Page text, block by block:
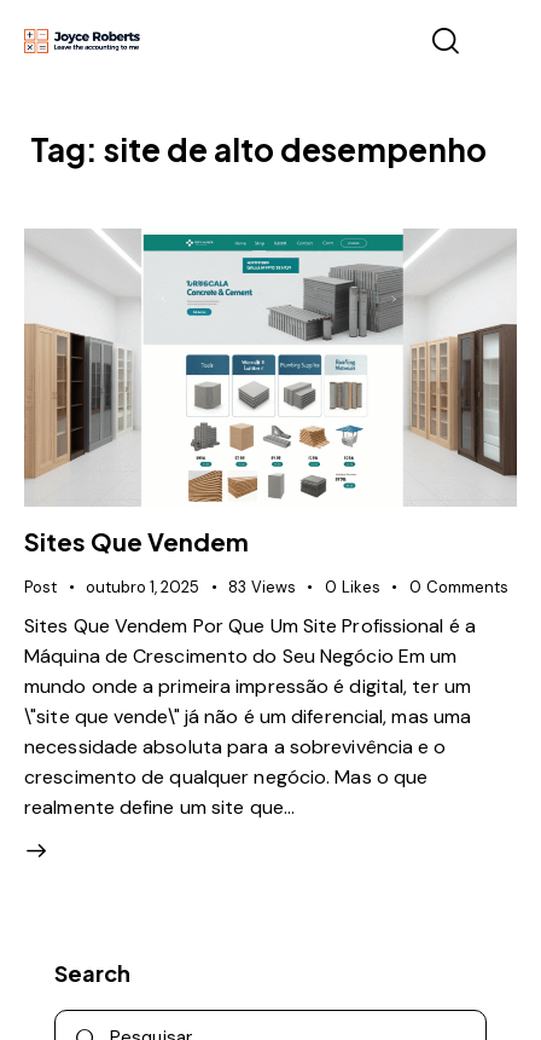
Tag: site de alto desempenho
Sites Que Vendem
Post outubro 1, 2025 83 Views 0 Likes 0 Comments
Sites Que Vendem Por Que Um Site Profissional é a
Máquina de Crescimento do Seu Negócio Em um
mundo onde a primeira impressão é digital, ter um
\"site que vende\" já não é um diferencial, mas uma
necessidade absoluta para a sobrevivência e o
crescimento de qualquer negócio. Mas o que
realmente define um site que…
Search